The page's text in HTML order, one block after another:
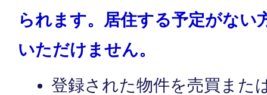
られます。居住する予定がない
いただけません。
登録された物件を売買また